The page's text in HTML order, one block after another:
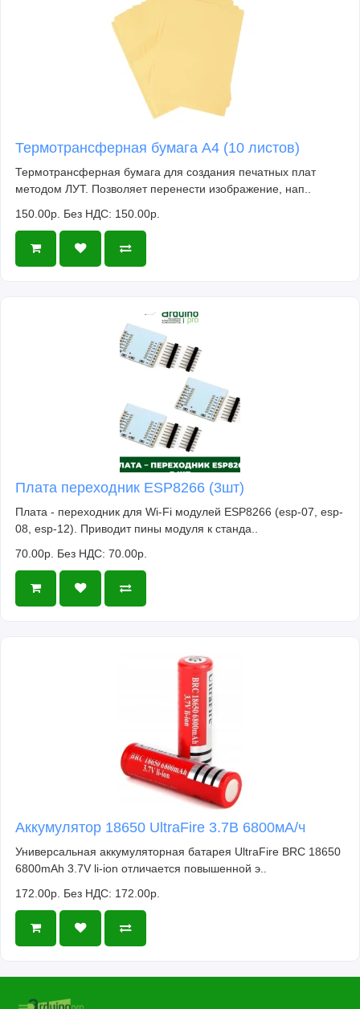
Термотрансферная бумага А4 (10 листов)
Термотрансферная бумага для создания печатных плат
методом ЛУТ. Позволяет перенести изображение, нап..
150.00р. Без НДС: 150.00р.
Плата переходник ESP8266 (3шт)
Плата - переходник для Wi-Fi модулей ESP8266 (esp-07, esp-
08, esp-12). Приводит пины модуля к станда..
70.00р. Без НДС: 70.00р.
Аккумулятор 18650 UltraFire 3.7В 6800мА/ч
Универсальная аккумуляторная батарея UltraFire BRC 18650
6800mAh 3.7V li-ion отличается повышенной э..
172.00р. Без НДС: 172.00р.